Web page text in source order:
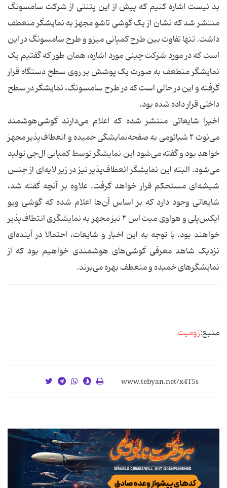
بد نیست اشاره کنیم که پیش از این پتنتی از شرکت سامسونگ
منتشر شد که نشان از یک گوشی تاشو مجهز به نمایشگر منعطف
داشت. تنها تفاوت بین طرح کمپانی میزو و طرح سامسونگ در این
است که در مورد شرکت چینی مورد اشاره، همان طور که گفتیم یک
نمایشگر منطعف به صورت یک پوشش بر روی سطح دستگاه قرار
گرفته و این در حالی است که در طرح سامسونگ، نمایشگر در سطح
داخلی قرار داده شده بود.
اخیرا شایعاتی منتشر شده که اعلام می‌دارند گوشی‌هوشمند
می‌نوت ۲ شیائومی به صفحه‌نمایشگی خمیده و انعطاف‌پذیر مجهز
خواهد بود و گفته می‌شود این نمایشگر توسط کمپانی ال‌جی تولید
می‌شود. البته این نمایشگر انعطاف‌پذیر نیز در زیر لایه‌ای از جنس
شیشه‌ای مستحکم قرار خواهد گرفت. علاوه بر آنچه گفته شد،
شایعاتی وجود دارد که بر اساس آن‌ها اعلام شده که گوشی ویو
ایکس‌پلی و هواوی میت اس ۲ نیز مجهز به نمایشگری انتطاف‌پذیر
خواهند بود. با توجه به این اخبار و شایعات، احتمالا در آینده‌ای
نزدیک شاهد معرفی گوشی‌های هوشمندی خواهیم بود که از
نمایشگرهای خمیده و منعطف بهره می‌برند.
منبع:زومیت